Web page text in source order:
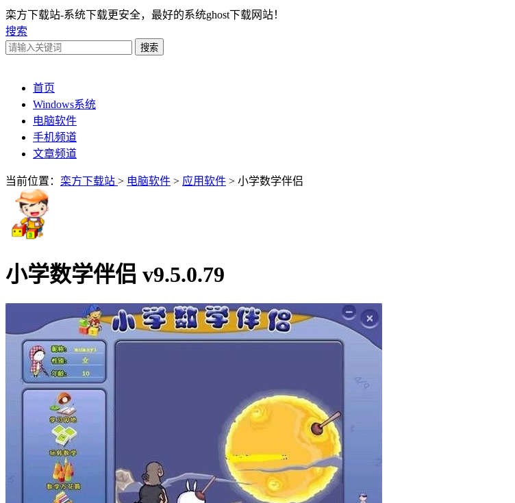
栾方下载站-系统下载更安全，最好的系统ghost下载网站！
搜索
首页
Windows系统
电脑软件
手机频道
文章频道
当前位置： 栾方下载站 > 电脑软件 > 应用软件 > 小学数学伴侣
小学数学伴侣 v9.5.0.79